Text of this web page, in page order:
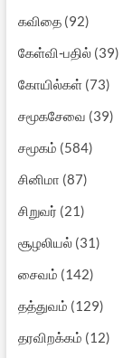
கவிதை(92)
கேள்வி-பதில்(39)
கோயில்கள்(73)
சமூகசேவை (39)
சமூகம் (584)
சினிமா (87)
சிறுவர் (21)
சூழலியல்(31)
சைவம் (142)
தத்துவம் (129)
தரவிறக்கம் (12)